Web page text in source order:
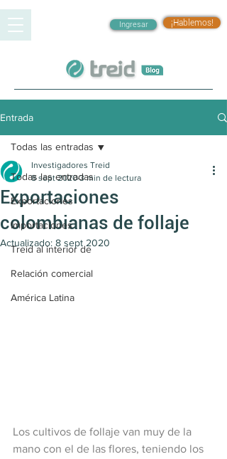
¡Hablemos!
Ingresar
Entrada
Todas las entradas
Exportaciones
Importaciones
Treid al interior de
Relación comercial
América Latina
Todas las entradas
Exportaciones
colombianas de follaje
Investigadores Treid
8 sept 2020 3 min de lectura
Actualizado: 8 sept 2020
Los cultivos de follaje van muy de la
mano con el de las flores, teniendo los